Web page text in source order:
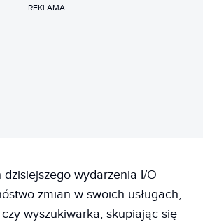
REKLAMA
wydarzenia I/O
zmian w swoich usługach,
wyszukiwarka, skupiając się